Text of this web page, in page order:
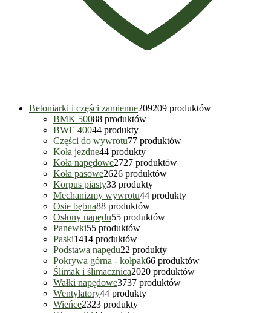
Betoniarki i części zamienne209209 produktów
BMK 50088 produktów
BWE 40044 produkty
Części do wywrotu77 produktów
Koła jezdne44 produkty
Koła napędowe2727 produktów
Koła pasowe2626 produktów
Korpus piasty33 produkty
Mechanizmy wywrotu44 produkty
Osie bębna88 produktów
Osłony napędu55 produktów
Panewki55 produktów
Paski1414 produktów
Podstawa napędu22 produkty
Pokrywa górna - kołpak66 produktów
Ślimak i ślimacznica2020 produktów
Wałki napędowe3737 produktów
Wentylatory44 produkty
Wieńce2323 produkty